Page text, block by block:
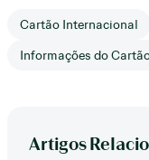
Cartão Internacional
Informações do
Artigos